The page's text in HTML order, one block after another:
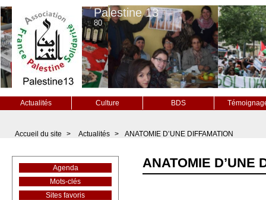
Palestine 13
80
Actualités Culture BDS
Accueil du site > Actualités > ANATOMIE D’UNE DIFFAMATION
ANATOMIE D’UNE
Agenda
Mots-clés
Sites favoris